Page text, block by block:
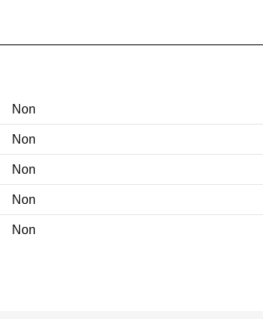
Non
Non
Non
Non
Non